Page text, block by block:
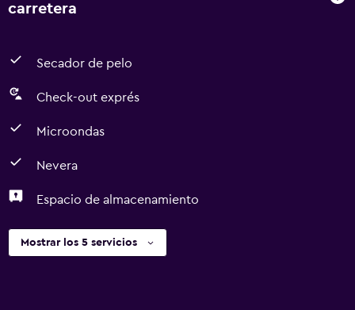
carretera
Secador de pelo
Check-out exprés
Microondas
Nevera
Espacio de almacenamiento
Mostrar los 5 servicios